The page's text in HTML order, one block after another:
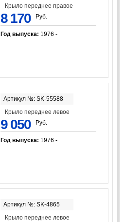
Крыло переднее правое
8 170 Руб.
Год выпуска: 1976 -
Артикул №: SK-55588
Крыло переднее левое
9 050 Руб.
Год выпуска: 1976 -
Артикул №: SK-4865
Крыло переднее левое